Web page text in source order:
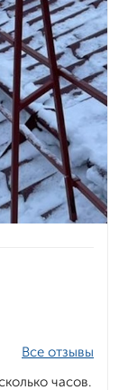
Все отзывы
часов.